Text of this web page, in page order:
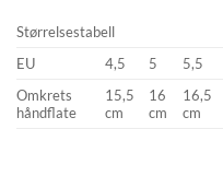
Størrelsestabell
EU
4,5 5 5,5
Omkrets
håndflate
15,5
cm
16
cm
16,5
cm